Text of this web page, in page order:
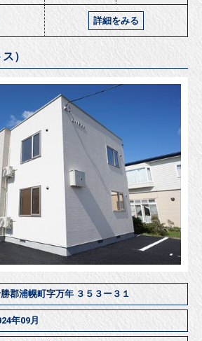
詳細をみる
）
郡浦幌町字万年 ３５３ー３１
年09月